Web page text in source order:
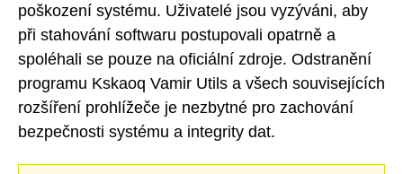
poškození systému. Uživatelé jsou vyzýváni, aby
při stahování softwaru postupovali opatrně a
spoléhali se pouze na oficiální zdroje. Odstranění
programu Kskaoq Vamir Utils a všech souvisejících
rozšíření prohlížeče je nezbytné pro zachování
bezpečnosti systému a integrity dat.